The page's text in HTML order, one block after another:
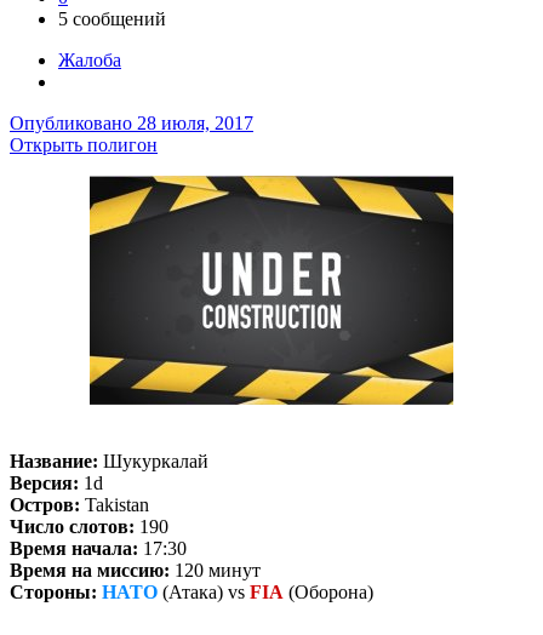
5 сообщений
Жалоба
Опубликовано 28 июля, 2017
Открыть полигон
Название: Шукуркалай
Версия: 1d
Остров: Takistan
Число слотов: 190
Время начала: 17:30
Время на миссию: 120 минут
Стороны: НATO (Атака) vs FIA (Оборона)